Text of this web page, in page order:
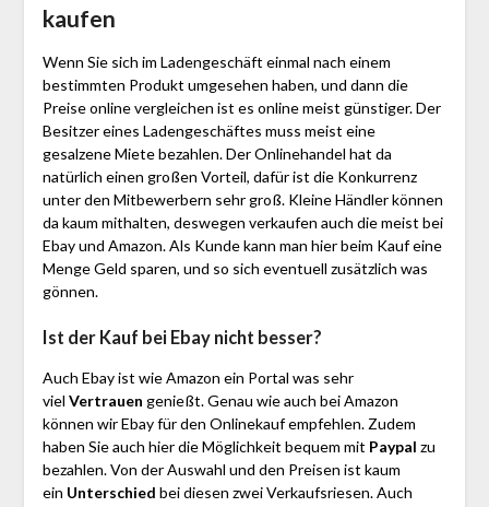
kaufen
Wenn Sie sich im Ladengeschäft einmal nach einem
bestimmten Produkt umgesehen haben, und dann die
Preise online vergleichen ist es online meist günstiger. Der
Besitzer eines Ladengeschäftes muss meist eine
gesalzene Miete bezahlen. Der Onlinehandel hat da
natürlich einen großen Vorteil, dafür ist die Konkurrenz
unter den Mitbewerbern sehr groß. Kleine Händler können
da kaum mithalten, deswegen verkaufen auch die meist bei
Ebay und Amazon. Als Kunde kann man hier beim Kauf eine
Menge Geld sparen, und so sich eventuell zusätzlich was
gönnen.
Ist der Kauf bei Ebay nicht besser?
Auch Ebay ist wie Amazon ein Portal was sehr
viel Vertrauen genießt. Genau wie auch bei Amazon
können wir Ebay für den Onlinekauf empfehlen. Zudem
haben Sie auch hier die Möglichkeit bequem mit Paypal zu
bezahlen. Von der Auswahl und den Preisen ist kaum
ein Unterschied bei diesen zwei Verkaufsriesen. Auch